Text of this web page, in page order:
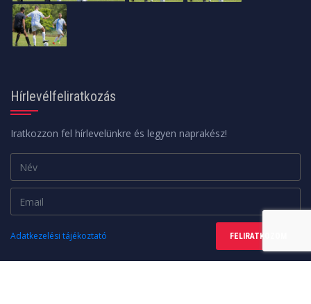
Hírlevélfeliratkozás
Iratkozzon fel hírlevelünkre és legyen naprakész!
Adatkezelési tájékoztató FELIRATKOZOM